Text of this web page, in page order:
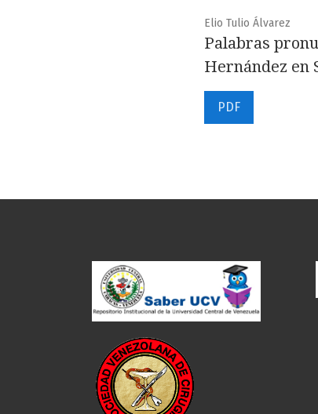
Elio Tulio Álvarez
Palabras
Hernández en
PDF